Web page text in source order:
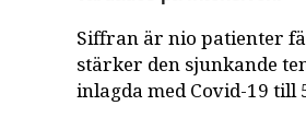
Siffran är nio patienter
stärker den sjunkande
inlagda med Covid-19 till